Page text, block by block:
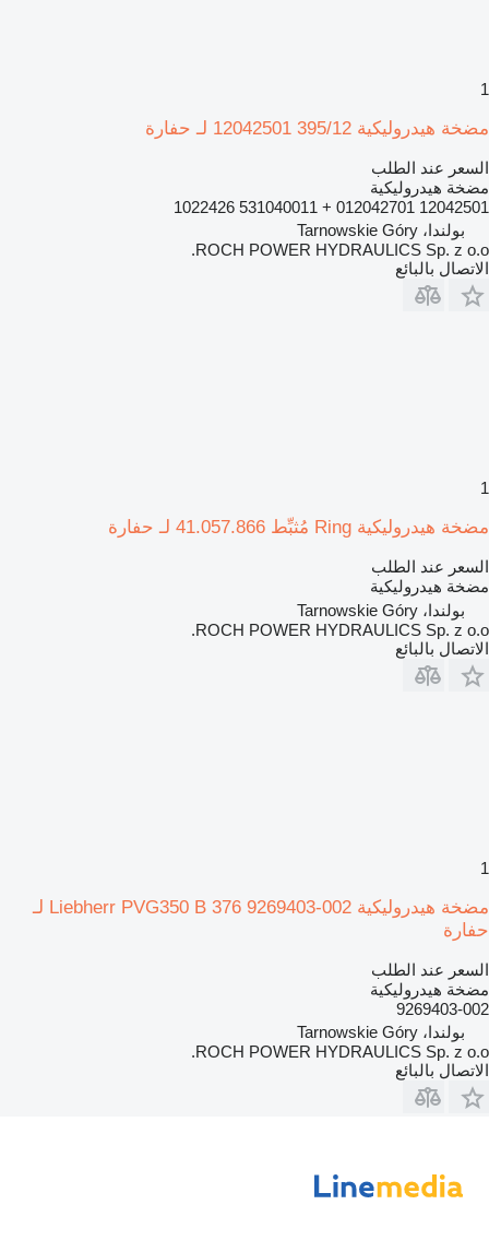
1
مضخة هيدروليكية 395/12 12042501 لـ حفارة
السعر عند الطلب
مضخة هيدروليكية
12042501 012042701 + 531040011 1022426
بولندا، Tarnowskie Góry
ROCH POWER HYDRAULICS Sp. z o.o.
الاتصال بالبائع
1
مضخة هيدروليكية Ring مُثبِّط 41.057.866 لـ حفارة
السعر عند الطلب
مضخة هيدروليكية
بولندا، Tarnowskie Góry
ROCH POWER HYDRAULICS Sp. z o.o.
الاتصال بالبائع
1
مضخة هيدروليكية Liebherr PVG350 B 376 9269403-002 لـ
حفارة
السعر عند الطلب
مضخة هيدروليكية
9269403-002
بولندا، Tarnowskie Góry
ROCH POWER HYDRAULICS Sp. z o.o.
الاتصال بالبائع